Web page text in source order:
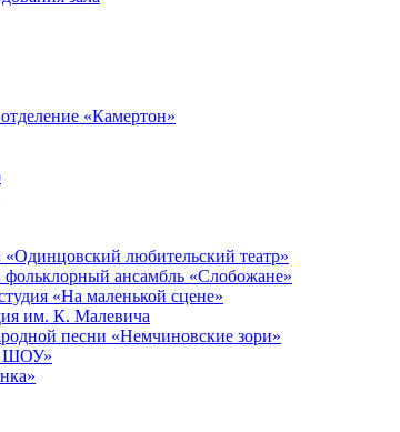
«Камертон»
любительский театр»
ансамбль «Слобожане»
«На маленькой сцене»
им. К. Малевича
песни «Немчиновские зори»
ШОУ»